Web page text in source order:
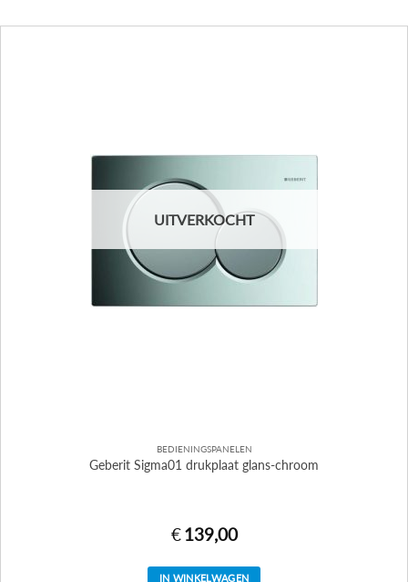
UITVERKOCHT
BEDIENINGSPANELEN
Geberit Sigma01 drukplaat glans-chroom
€ 139,00
IN WINKELWAGEN